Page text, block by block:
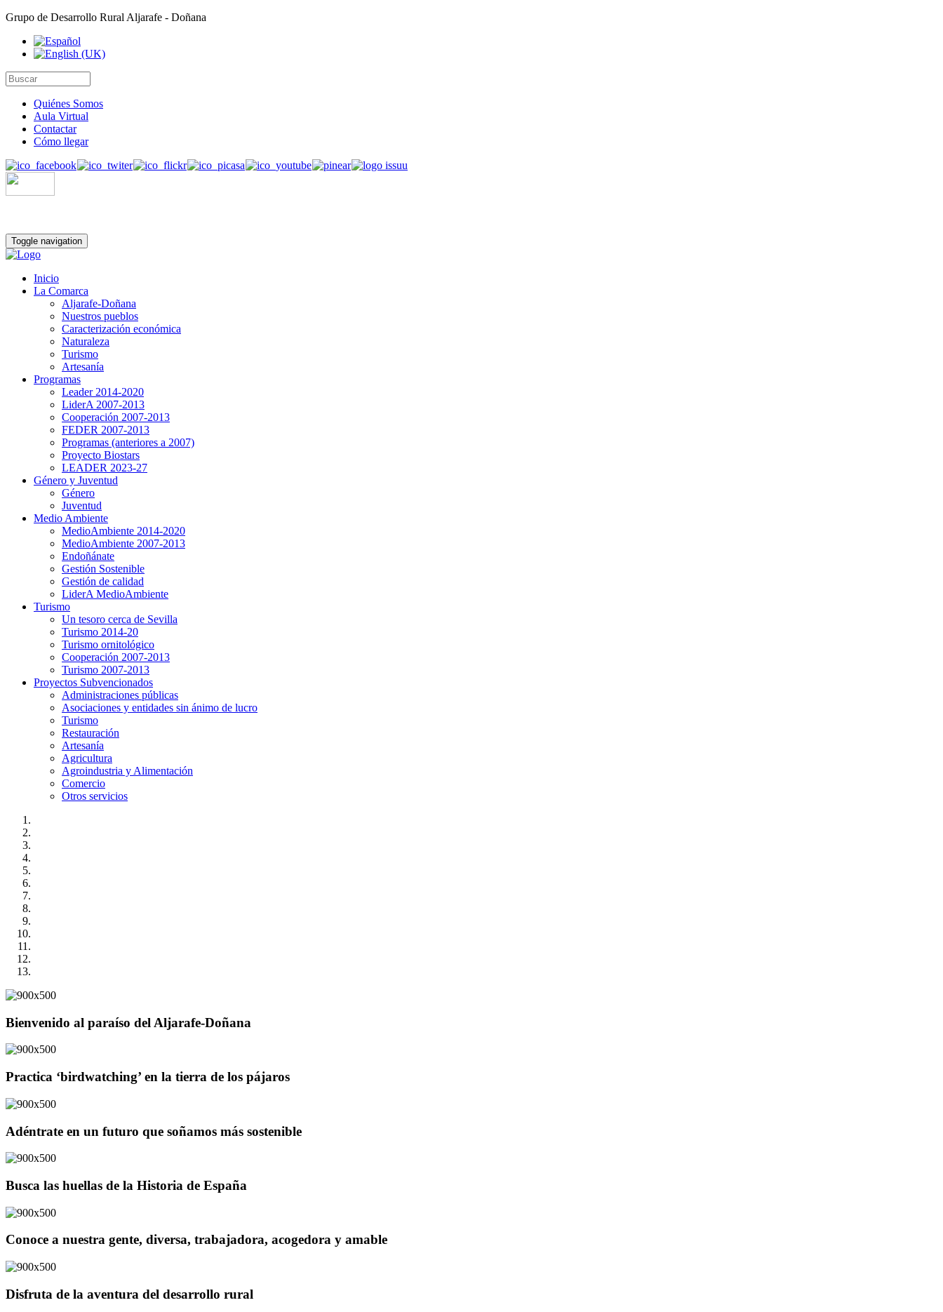
Grupo de Desarrollo Rural Aljarafe - Doñana
Quiénes Somos
Aula Virtual
Contactar
Cómo llegar
Toggle navigation
Inicio
La Comarca
Aljarafe-Doñana
Nuestros pueblos
Caracterización económica
Naturaleza
Turismo
Artesanía
Programas
Leader 2014-2020
LiderA 2007-2013
Cooperación 2007-2013
FEDER 2007-2013
Programas (anteriores a 2007)
Proyecto Biostars
LEADER 2023-27
Género y Juventud
Género
Juventud
Medio Ambiente
MedioAmbiente 2014-2020
MedioAmbiente 2007-2013
Endoñánate
Gestión Sostenible
Gestión de calidad
LiderA MedioAmbiente
Turismo
Un tesoro cerca de Sevilla
Turismo 2014-20
Turismo ornitológico
Cooperación 2007-2013
Turismo 2007-2013
Proyectos Subvencionados
Administraciones públicas
Asociaciones y entidades sin ánimo de lucro
Turismo
Restauración
Artesanía
Agricultura
Agroindustria y Alimentación
Comercio
Otros servicios
Bienvenido al paraíso del Aljarafe-Doñana
Practica ‘birdwatching’ en la tierra de los pájaros
Adéntrate en un futuro que soñamos más sostenible
Busca las huellas de la Historia de España
Conoce a nuestra gente, diversa, trabajadora, acogedora y amable
Disfruta de la aventura del desarrollo rural